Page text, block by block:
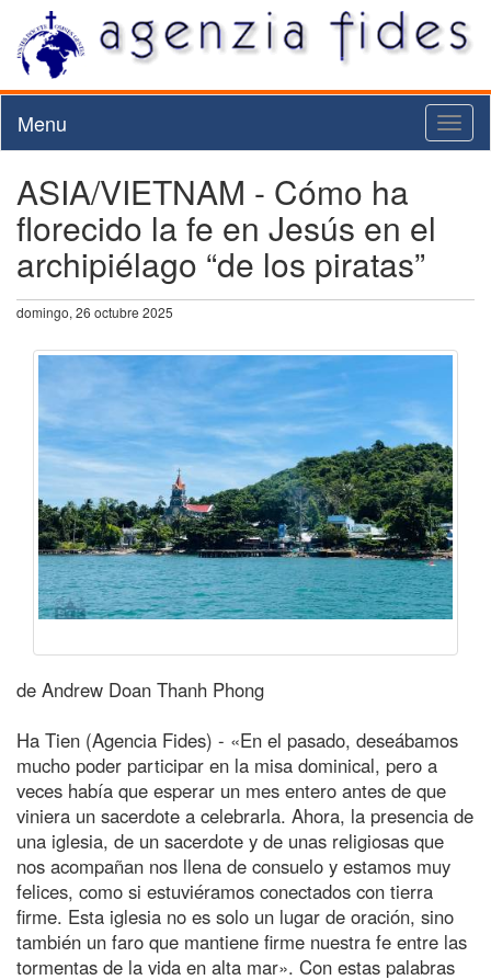
Menu
ASIA/VIETNAM - Cómo ha
florecido la fe en Jesús en el
archipiélago “de los piratas”
domingo, 26 octubre 2025
de Andrew Doan Thanh Phong
Ha Tien (Agencia Fides) - «En el pasado, deseábamos
mucho poder participar en la misa dominical, pero a
veces había que esperar un mes entero antes de que
viniera un sacerdote a celebrarla. Ahora, la presencia de
una iglesia, de un sacerdote y de unas religiosas que
nos acompañan nos llena de consuelo y estamos muy
felices, como si estuviéramos conectados con tierra
firme. Esta iglesia no es solo un lugar de oración, sino
también un faro que mantiene firme nuestra fe entre las
tormentas de la vida en alta mar». Con estas palabras